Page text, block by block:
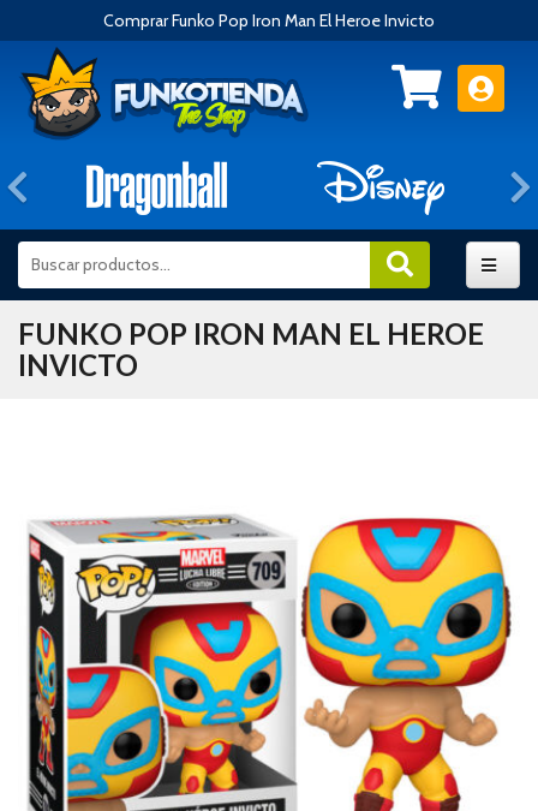
Comprar Funko Pop Iron Man El Heroe Invicto
Anterior
FUNKO POP IRON MAN EL HEROE
INVICTO